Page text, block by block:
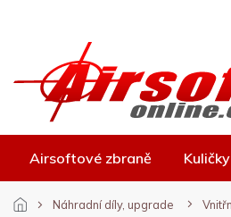
Airsoftové zbraně
Náhradní díly, upgrade